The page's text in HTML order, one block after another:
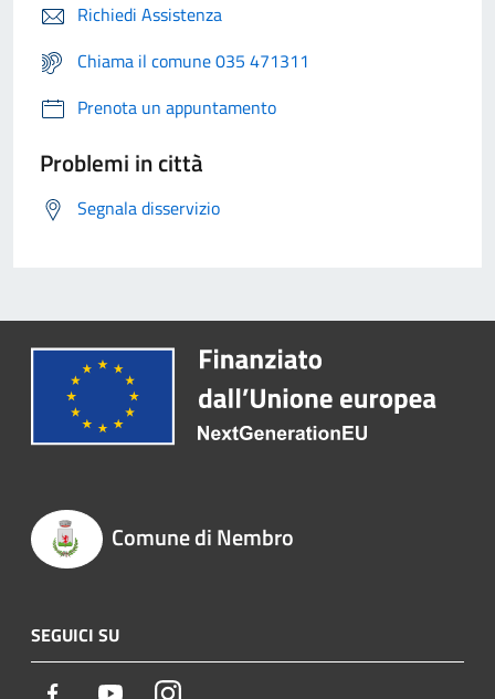
Richiedi Assistenza
Chiama il comune 035 471311
Prenota un appuntamento
Problemi in città
Segnala disservizio
Comune di Nembro
SEGUICI SU
Facebook YoutubeInstagram